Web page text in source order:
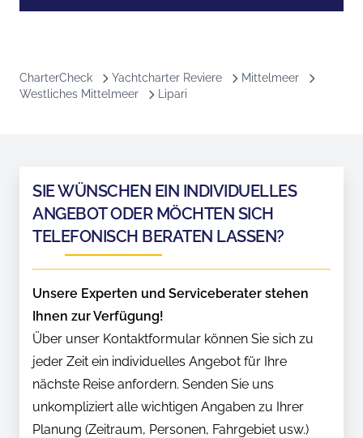
CharterCheck Yachtcharter Reviere
Mittelmeer
Westliches Mittelmeer
Lipari
SIE WÜNSCHEN EIN INDIVIDUELLES
ANGEBOT ODER MÖCHTEN SICH
TELEFONISCH BERATEN LASSEN?
Unsere Experten und Serviceberater stehen
Ihnen zur Verfügung!
Über unser Kontaktformular können Sie sich zu
jeder Zeit ein individuelles Angebot für Ihre
nächste Reise anfordern. Senden Sie uns
unkompliziert alle wichtigen Angaben zu Ihrer
Planung (Zeitraum, Personen, Fahrgebiet usw.)